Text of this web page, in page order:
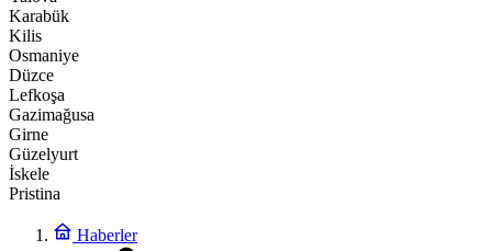
Karabük
Kilis
Osmaniye
Düzce
Lefkoşa
Gazimağusa
Girne
Güzelyurt
İskele
Pristina
Haberler